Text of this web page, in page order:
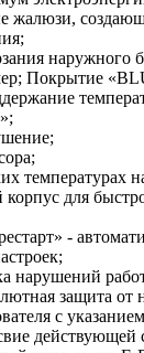
жалюзи,
наружного
Покрытие
температурах
корпус для
-
нарушений
защита от
с
действующей